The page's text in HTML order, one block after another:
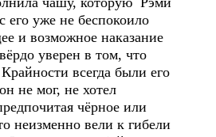
его уже не беспокоило
и возможное наказание
уверен в том, что
всегда были его
не мог, не хотел
чёрное или
неизменно вели к гибели